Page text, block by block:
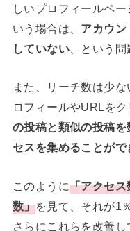
しいプロフィールペ
いう場合は、 アカウン
していない、という問
また、リーチ数は少
ロフィールやURLを
の投稿と類似の投稿
セスを集めることがで
このように「アクセ
数」を見て、それが1
さらにこれらを改善